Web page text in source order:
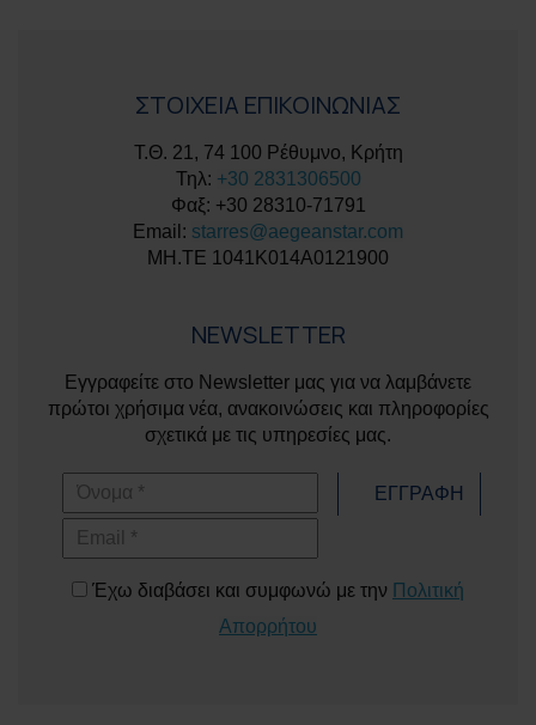
ΣΤΟΙΧΕΙΑ ΕΠΙΚΟΙΝΩΝΙΑΣ
Τ.Θ. 21, 74 100 Ρέθυμνο, Κρήτη
Τηλ: +30 2831306500
Φαξ: +30 28310-71791
Email: starres@aegeanstar.com
ΜΗ.ΤΕ 1041K014A0121900
NEWSLETTER
Εγγραφείτε στο Newsletter μας για να λαμβάνετε
πρώτοι χρήσιμα νέα, ανακοινώσεις και πληροφορίες
σχετικά με τις υπηρεσίες μας.
Όνομα
Email
ΕΓΓΡΑΦΗ
Έχω διαβάσει και συμφωνώ με την Πολιτική
Απορρήτου